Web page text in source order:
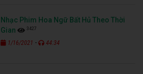
Nhạc Phim Hoa Ngữ Bất Hủ Theo Thời
Gian
3427
1/16/2021 - 44:34